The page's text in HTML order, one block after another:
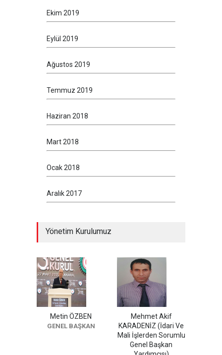
Ekim 2019
Eylül 2019
Ağustos 2019
Temmuz 2019
Haziran 2018
Mart 2018
Ocak 2018
Aralık 2017
Yönetim Kurulumuz
Metin ÖZBEN
GENEL BAŞKAN
Mehmet Akif
KARADENİZ (İdari Ve
Mali İşlerden Sorumlu
Genel Başkan